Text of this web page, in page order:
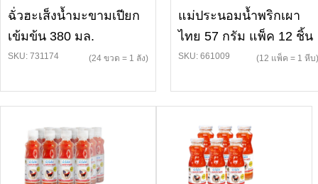
ฉั่วฮะเส็งน้ำมะขามเปียก
เข้มข้น 380 มล.
SKU: 731174 (24 ขวด = 1 ลัง)
แม่ประนอมน้ำพริกเผา
ไทย 57 กรัม แพ็ค 12 ชิ้น
SKU: 661009 (12 แพ็ค = 1 หีบ)